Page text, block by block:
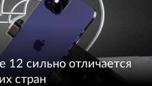
12 сильно отличается
стран